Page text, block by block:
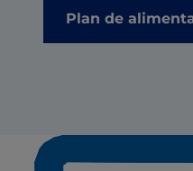
Plan de